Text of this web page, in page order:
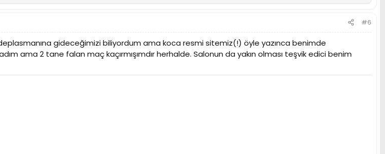
#6
gideceğimizi biliyordum ama koca resmi sitemiz(!) öyle yazınca benimde
ama 2 tane falan maç kaçırmışımdır herhalde. Salonun da yakın olması teşvik edici benim